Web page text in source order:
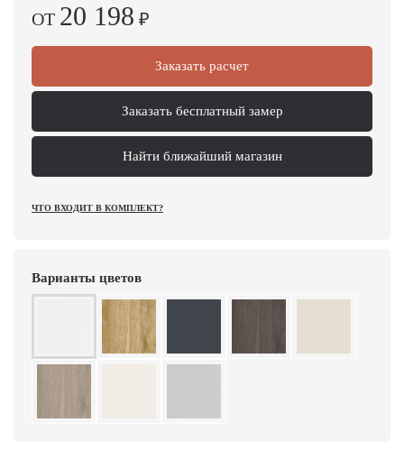
ОТ 20 198 ₽
Заказать расчет
Заказать бесплатный замер
Найти ближайший магазин
ЧТО ВХОДИТ В КОМПЛЕКТ?
Варианты цветов